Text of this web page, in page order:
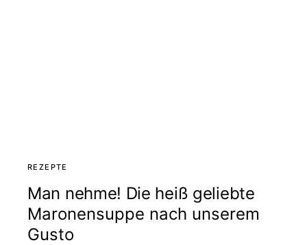
REZEPTE
Man nehme! Die heiß geliebte
Maronensuppe nach unserem
Gusto